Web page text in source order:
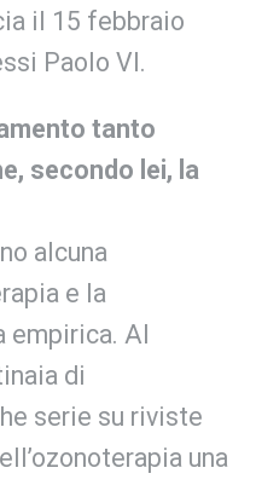
il 15 febbraio
Paolo VI.
tanto
secondo lei, la
alcuna
e la
empirica. Al
di
serie su riviste
una